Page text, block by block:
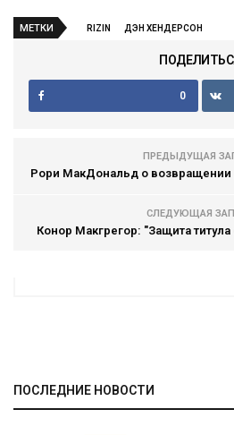
МЕТКИ RIZIN ДЭН ХЕНДЕРСОН
0
ПРЕДЫДУЩАЯ
Рори МакДональд о
СЛЕДУЮЩАЯ
Конор Макгрегор: "Защита
ПОСЛЕДНИЕ НОВОСТИ